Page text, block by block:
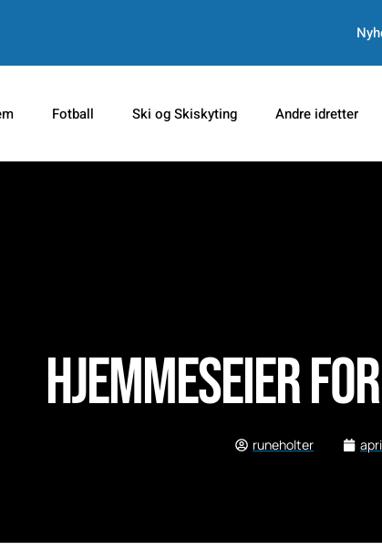
Fotball Ski og Skiskyting Andre idretter
Hjemmeseier
runeholter